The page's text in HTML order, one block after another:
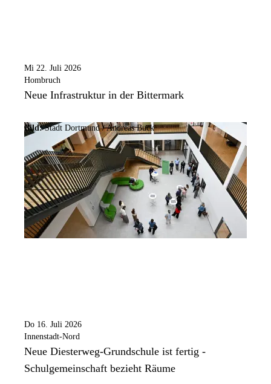
Mi 22. Juli 2026
Hombruch
Neue Infrastruktur in der Bittermark
Bild:Stadt Dortmund /Andreas Buck
Do 16. Juli 2026
Innenstadt-Nord
Neue Diesterweg-Grundschule ist fertig -
Schulgemeinschaft bezieht Räume